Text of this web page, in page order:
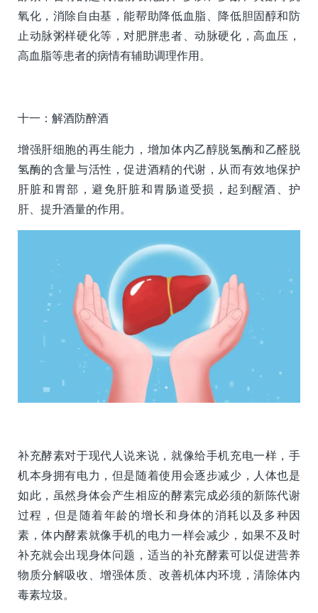
氧化，消除自由基，能帮助降低血脂、降低胆固醇和防
止动脉粥样硬化等，对肥胖患者、动脉硬化，高血压，
高血脂等患者的病情有辅助调理作用。
十一：解酒防醉酒
增强肝细胞的再生能力，增加体内乙醇脱氢酶和乙醛脱
氢酶的含量与活性，促进酒精的代谢，从而有效地保护
肝脏和胃部，避免肝脏和胃肠道受损，起到醒酒、护
肝、提升酒量的作用。
补充酵素对于现代人说来说，就像给手机充电一样，手
机本身拥有电力，但是随着使用会逐步减少，人体也是
如此，虽然身体会产生相应的酵素完成必须的新陈代谢
过程，但是随着年龄的增长和身体的消耗以及多种因
素，体内酵素就像手机的电力一样会减少，如果不及时
补充就会出现身体问题，适当的补充酵素可以促进营养
物质分解吸收、增强体质、改善机体内环境，清除体内
毒素垃圾。